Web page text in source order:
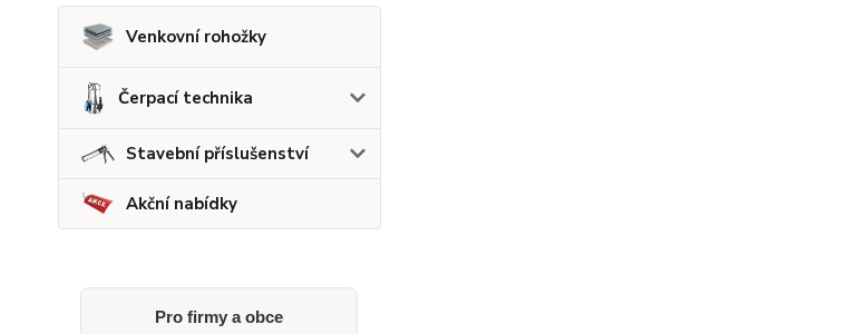
Venkovní rohožky
Čerpací technika
Stavební příslušenství
Akční nabídky
Pro firmy a obce